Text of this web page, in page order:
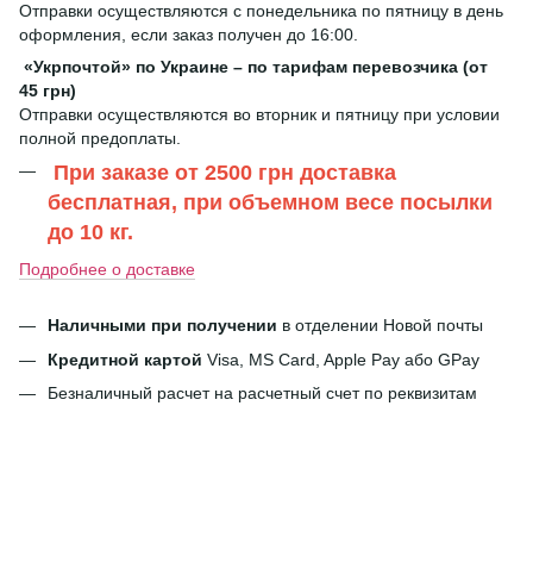
Отправки осуществляются с понедельника по пятницу в день
оформления, если заказ получен до 16:00.
«Укрпочтой» по Украине – по тарифам перевозчика (от
45 грн)
Отправки осуществляются во вторник и пятницу при условии
полной предоплаты.
При заказе от 2500 грн доставка
бесплатная, при объемном весе посылки
до 10 кг.
Подробнее о доставке
Наличными при получении в отделении Новой почты
Кредитной картой Visa, MS Card, Apple Pay або GPay
Безналичный расчет на расчетный счет по реквизитам